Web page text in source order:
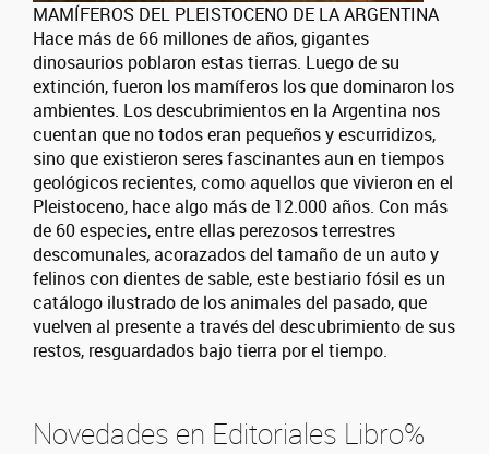
MAMÍFEROS DEL PLEISTOCENO DE LA ARGENTINA
Hace más de 66 millones de años, gigantes
dinosaurios poblaron estas tierras. Luego de su
extinción, fueron los mamíferos los que dominaron los
ambientes. Los descubrimientos en la Argentina nos
cuentan que no todos eran pequeños y escurridizos,
sino que existieron seres fascinantes aun en tiempos
geológicos recientes, como aquellos que vivieron en el
Pleistoceno, hace algo más de 12.000 años. Con más
de 60 especies, entre ellas perezosos terrestres
descomunales, acorazados del tamaño de un auto y
felinos con dientes de sable, este bestiario fósil es un
catálogo ilustrado de los animales del pasado, que
vuelven al presente a través del descubrimiento de sus
restos, resguardados bajo tierra por el tiempo.
Novedades en Editoriales Libro%